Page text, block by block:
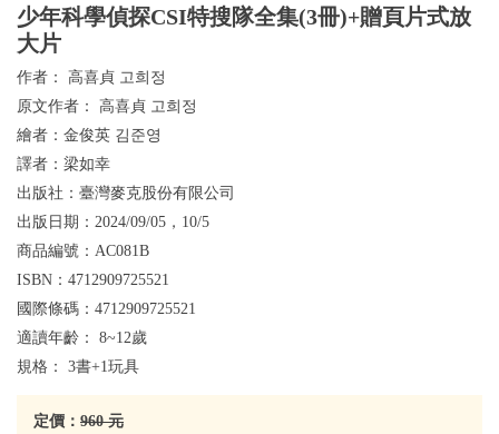
少年科學偵探CSI特搜隊全集(3冊)+贈頁片式放
大片
作者： 高喜貞 고희정
原文作者： 高喜貞 고희정
繪者： 金俊英 김준영
譯者： 梁如幸
出版社： 臺灣麥克股份有限公司
出版日期： 2024/09/05，10/5
商品編號： AC081B
ISBN： 4712909725521
國際條碼： 4712909725521
適讀年齡： 8~12歲
規格： 3書+1玩具
定價： 960 元